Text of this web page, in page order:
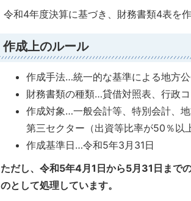
令和4年度決算に基づき、財務書類4表を
作成上のルール
作成手法…統一的な基準による地方
財務書類の種類…貸借対照表、行政
作成対象…一般会計等、特別会計、
第三セクター（出資等比率が50％以
作成基準日…令和5年3月31日
ただし、令和5年4月1日から5月31日まで
のとして処理しています。